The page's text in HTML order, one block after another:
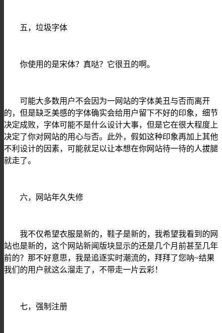
五，垃圾字体
你使用的是宋体？真哒？它很丑的啊。
可能大多数用户不会因为一网站的字体美丑与否而离开
的，但是缺乏美感的字体确实会给用户留下不好的印象，细节
决定成败，字体可能不是什么设计大事，但是它在很大程度上
决定了你对网站的用心与否。此外，假如这种印象再加上其他
不利设计的因素，可能就足以让本想在你网站待一待的人拔腿
就走了。
六，网站年久失修
我不仅希望衣服是新的，鞋子是新的，我希望我看到的网
站也是新的，这个网站新闻版块显示的还是几个月前甚至几年
前的？那不好意思，我是追逐实时潮流的，拜拜了您呐~结果
我们的用户就这么溜走了，不带走一片云彩！
七，强制注册